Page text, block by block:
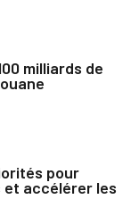
milliards de
pour
et accélérer les